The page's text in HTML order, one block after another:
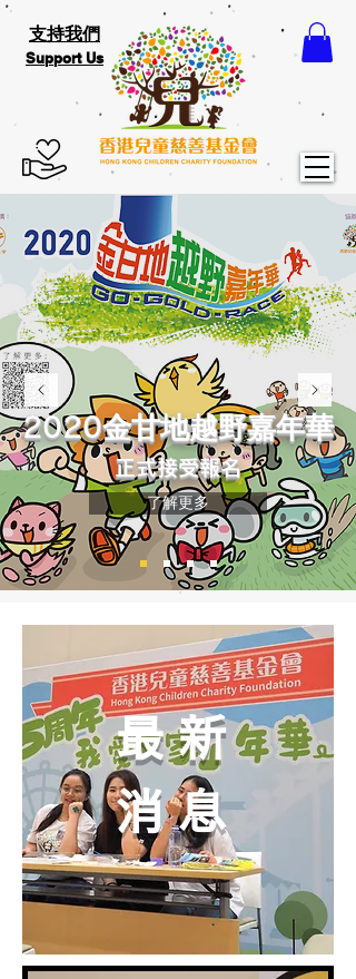
支持我們
Support Us
2020金甘地越野嘉年華
正式接受報名
了解更多
最新
消息